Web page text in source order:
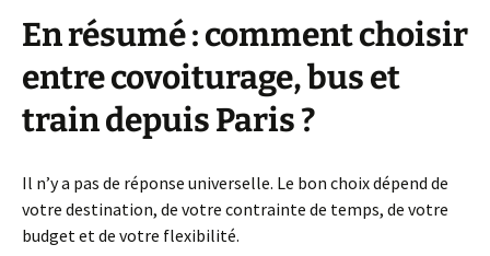
En résumé : comment choisir
entre covoiturage, bus et
train depuis Paris ?
Il n’y a pas de réponse universelle. Le bon choix dépend de
votre destination, de votre contrainte de temps, de votre
budget et de votre flexibilité.